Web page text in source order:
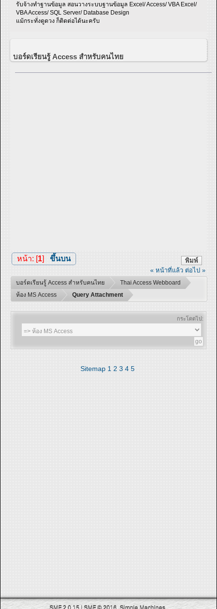
รับจ้างทำฐานข้อมูล สอนวางระบบฐานข้อมูล Excel/ Access/ VBA Excel/
VBA Access/ SQL Server/ Database Design
แม้กระทั่งดูดวง ก็ติดต่อได้นะครับ
บอร์ดเรียนรู้ Access สำหรับคนไทย
พิมพ์
หน้า: [1] ขึ้นบน
« หน้าที่แล้ว ต่อไป »
บอร์ดเรียนรู้ Access สำหรับคนไทย
Thai Access Webboard
ห้อง MS Access
Query Attachment
กระโดดไป:
Sitemap 1 2 3 4 5
SMF 2.0.15 |SMF © 2016 Simple Machines